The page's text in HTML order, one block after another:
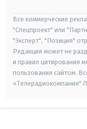
Все коммерческие
"Спецпроект" или
"Эксперт", "Позиция"
Редакция может не
и правил цитирования
пользования сайтом.
«Телерадиокомпания"